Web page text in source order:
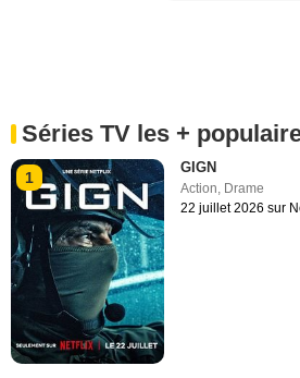
Séries TV les +
1
GIGN
Action Drame
22 juillet 2026 sur